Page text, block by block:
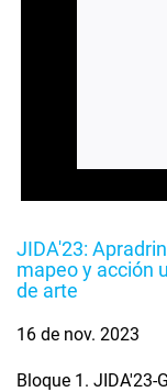
JIDA'23:
mapeo y acción
de arte
16 de nov. 2023
Bloque 1. JIDA'23-